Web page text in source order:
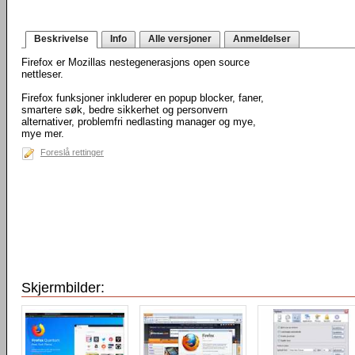
Beskrivelse Info Alle versjoner Anmeldelser
Firefox er Mozillas nestegenerasjons open source
nettleser.
Firefox funksjoner inkluderer en popup blocker, faner,
smartere søk, bedre sikkerhet og personvern
alternativer, problemfri nedlasting manager og mye,
mye mer.
Foreslå rettinger
Skjermbilder: